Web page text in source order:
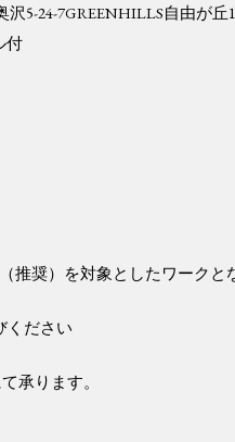
5-24-7GREENHILLS自由が丘
付
奨）を対象としたワークと
ください
承ります。